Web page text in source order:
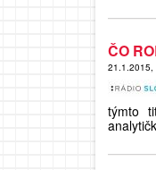
ČO
21.1.2015,
týmto